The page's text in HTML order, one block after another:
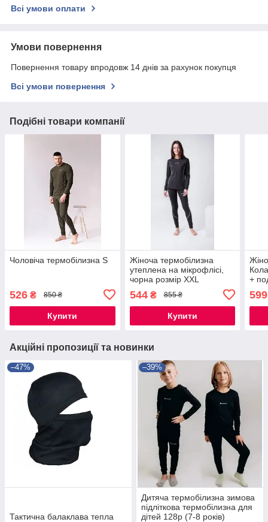
Всі умови оплати
Умови повернення
Повернення товару впродовж 14 днів за рахунок покупця
Всі умови повернення
Подібні товари компанії
Чоловіча термобілизна S
526 ₴ 850 ₴
Купити
Жіноча термобілизна
утеплена на мікрофлісі,
чорна розмір XXL
544₴ 855 ₴
Купити
+
599
Акційні пропозиції та новинки
–47%
Тактична балаклава тепла
–39%
Дитяча термобілизна зимова
підліткова термобілизна для
дітей 128р (7-8 років)